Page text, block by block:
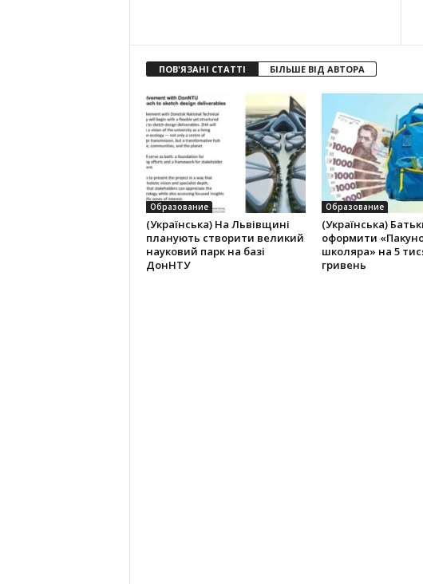
ПОВ'ЯЗАНІ СТАТТІ БІЛЬШЕ ВІД АВТОРА
Образование
(Українська) На Львівщині
планують створити великий
науковий парк на базі
ДонНТУ
Образование
(Українська)
оформити
школяра» на 5
гривень